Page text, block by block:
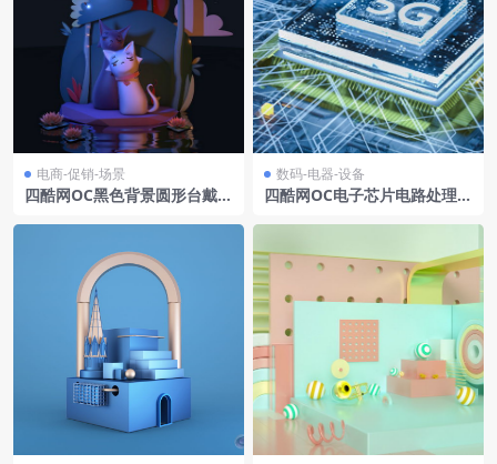
电商-促销-场景
四酷网OC黑色背景圆形台戴皇
工程
数码-电器-设备
四酷网OC电子芯片电路处理器